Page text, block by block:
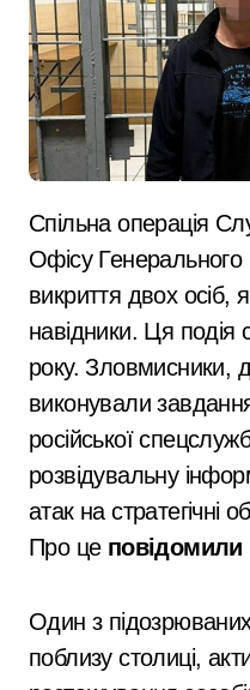
Спільна операція Служби безпеки України та
Офісу
викриття двох осіб,
навідники. Ця подія
року. Зловмисники,
виконували
російської
розвідувальну
атак на стратегічні
Про це повідомили
Один з
поблизу столиці,